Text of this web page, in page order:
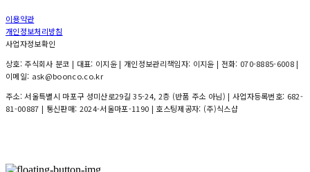
이용약관
개인정보처리방침
사업자정보확인
상호: 주식회사 분코 | 대표: 이지윤 | 개인정보관리책임자: 이지윤 | 전화: 070-8885-6008 |
이메일: ask@boonco.co.kr
주소: 서울특별시 마포구 성미산로29길 35-24, 2층 (반품 주소 아님) | 사업자등록번호: 682-
81-00887 | 통신판매: 2024-서울마포-1190 | 호스팅제공자: (주)식스샵